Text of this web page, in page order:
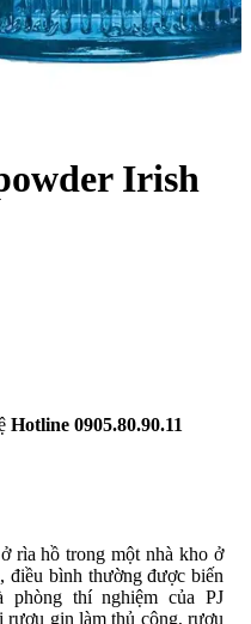
Irish
Hotline 0905.80.90.11
rìa hồ trong một nhà kho ở
điều bình thường được biến
phòng thí nghiệm của PJ
rượu gin làm thủ công, rượu